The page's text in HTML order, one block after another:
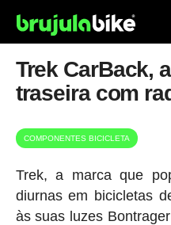
Trek CarBack,
traseira com
COMPONENTES BICICLETA
Trek, a marca que
diurnas em bicicletas
às suas luzes